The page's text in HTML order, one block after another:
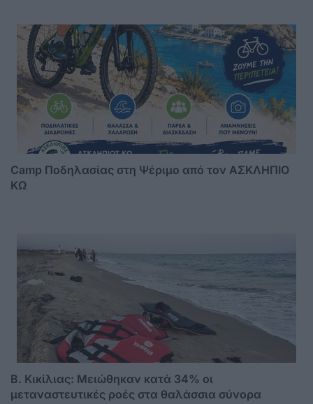
Camp Ποδηλασίας στη Ψέριμο από τον ΑΣΚΛΗΠΙΟ
ΚΩ
B. Κικίλιας: Μειώθηκαν κατά 34% οι
μεταναστευτικές ροές στα θαλάσσια σύνορα